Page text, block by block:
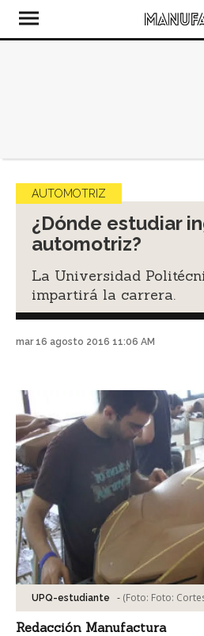
AUTOMOTRIZ
¿Dónde estudiar
automotriz?
La Universidad
impartirá la carrera.
mar 16 agosto 2016 11:06 AM
UPQ-estudiante - (Foto: Foto:
Redacción Manufactura